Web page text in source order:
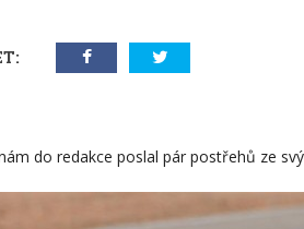
do redakce poslal pár postřehů ze